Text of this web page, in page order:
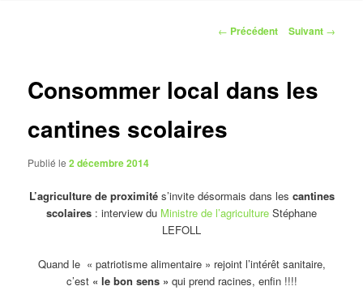
Navigation
← Précédent Suivant →
Consommer local dans les
cantines scolaires
Publié le2 décembre 2014
L’agriculture de proximités’invite désormais dans les cantines
scolaires : interview du Ministre de l’agriculture Stéphane
LEFOLL
Quand le « patriotisme alimentaire » rejoint l’intérêt sanitaire,
c’est « le bon sens » qui prend racines, enfin !!!!